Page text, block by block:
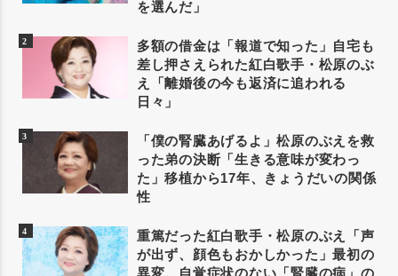
を選んだ」
多額の借金は「報道で知った」自宅も
差し押さえられた紅白歌手・松原のぶ
え「離婚後の今も返済に追われる
日々」
「僕の腎臓あげるよ」松原のぶえを救
った弟の決断「生きる意味が変わっ
た」移植から17年、きょうだいの関係
性
重篤だった紅白歌手・松原のぶえ「声
が出ず、顔色もおかしかった」最初の
異変。自覚症状のない「腎臓の病」の